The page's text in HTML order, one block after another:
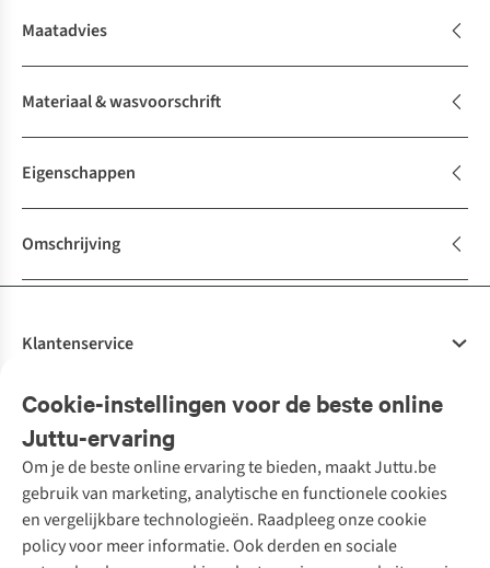
Maatadvies
Materiaal & wasvoorschrift
Eigenschappen
Omschrijving
Cookie-instellingen voor de beste online
Juttu-ervaring
Om je de beste online ervaring te bieden, maakt Juttu.be
gebruik van marketing, analytische en functionele cookies
en vergelijkbare technologieën. Raadpleeg onze cookie
policy voor meer informatie. Ook derden en sociale
Klantenservice
Bestellen
Betalen
10% studentenkorting
Klarna - achteraf betalen
Levering
Retourneren
Onze diensten
Tweedehands - ReJUsed
Kledingatelier
Personal shopping
Textielbox
Events / workshops
Juttu
Over ons
Juttu Friends
Merken